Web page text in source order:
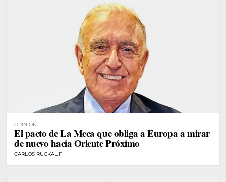
OPINIÓN
El pacto de La Meca que obliga a Europa a mirar
de nuevo hacia Oriente Próximo
CARLOS RUCKAUF